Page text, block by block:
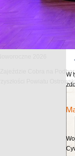
Zajeździe Cobra na
Powiatu
8
W